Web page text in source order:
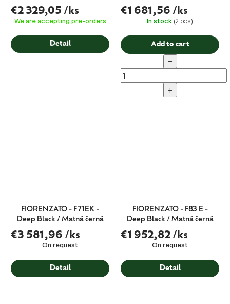
matná černá
€2 329,05 /ks
We are accepting pre-orders
Detail
matná černá
€1 681,56 /ks
In stock (2 pcs)
Add to cart
−
+
FIORENZATO - F71EK -
Deep Black / Matná černá
€3 581,96 /ks
On request
Detail
FIORENZATO - F83 E -
Deep Black / Matná černá
€1 952,82 /ks
On request
Detail